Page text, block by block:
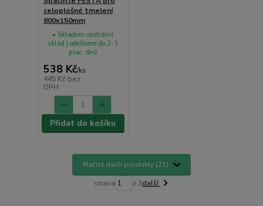
celoplošné tmelení
800x150mm
538 Kč/ks
445 Kč bez
DPH
• Skladem centrální
sklad | odešleme do 2-3
prac. dnů
Přidat do košíku
Načíst další produkty (21)
strana z 3další